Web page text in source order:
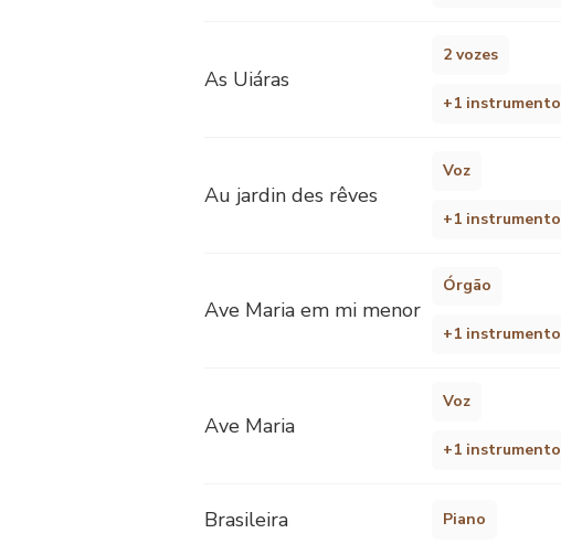
As Uiáras
2 vozes
+1 instrumento
Au jardin des rêves
Voz
+1 instrumento
Ave Maria em mi menor
Órgão
+1 instrumento
Ave Maria
Voz
+1 instrumento
Brasileira Piano